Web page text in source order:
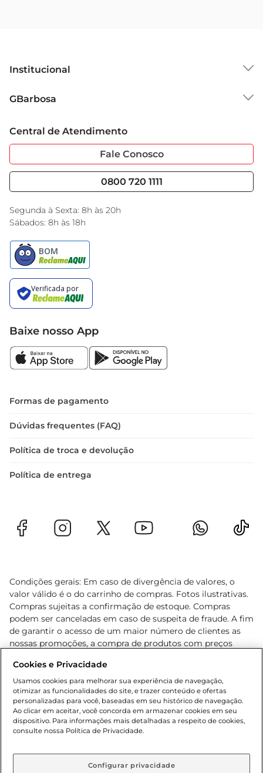
Institucional
Grupo Cencosud
Sobre Privacidade
Portal do Fornecedo
Nossas Lojas
GBarbosa
Garantia Estendida
Serviços
Black Friday
Encarte do Dia
Central de Atendimento
Fale Conosco
0800 720 1111
Segunda à Sexta: 8h às 20h
Sábados: 8h às 18h
Baixe nosso App
Formas de pagamento
Dúvidas frequentes (FAQ)
Política de troca e devolução
Política de entrega
Condições gerais: Em caso de divergência de valores, o
valor válido é o do carrinho de compras. Fotos ilustrativas.
Compras sujeitas a confirmação de estoque. Compras
podem ser canceladas em caso de suspeita de fraude. A fim
de garantir o acesso de um maior número de clientes as
nossas promoções, a compra de produtos com preços
cliente. Os preços, ofertas e condições são exclusivos para
o e-commerce e válidos durante o dia de hoje, podendo
sofrer alterações sem prévia notificação. Proibida a venda
de bebidas alcoólicas para menores de 18 anos, conforme
Lei n.º 8069/90, art. 81, inciso II (Estatuto da Criança e do
Adolescente). Preços e condições exclusivos para o
aviso prévio. O valor mínimo para as compras on-line é de
Cookies e Privacidade
Usamos cookies para melhorar sua experiência de navegação,
otimizar as funcionalidades do site, e trazer conteúdo e ofertas
personalizadas para você, baseadas em seu histórico de navegação.
Ao clicar em aceitar, você concorda em armazenar cookies em seu
dispositivo. Para informações mais detalhadas a respeito de cookies,
consulte nossa Política de Privacidade.
Configurar privacidade